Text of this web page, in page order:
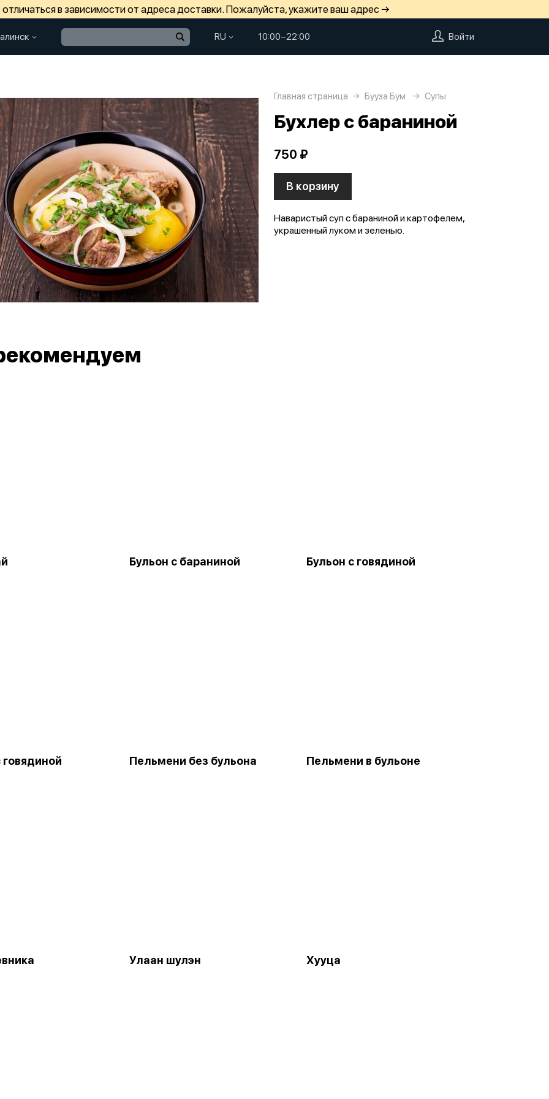
в зависимости от адреса доставки. Пожалуйста, укажите ваш адрес →
RU 10:00−22:00 Войти
Главная страница Бууза Бум Супы
Бухлер с бараниной
750 ₽
В корзину
Наваристый суп с бараниной и картофелем,
украшенный луком и зеленью.
Бульон с бараниной Бульон с говядиной
говядиной Пельмени без бульона Пельмени в бульоне
Улаан шулэн Хууца